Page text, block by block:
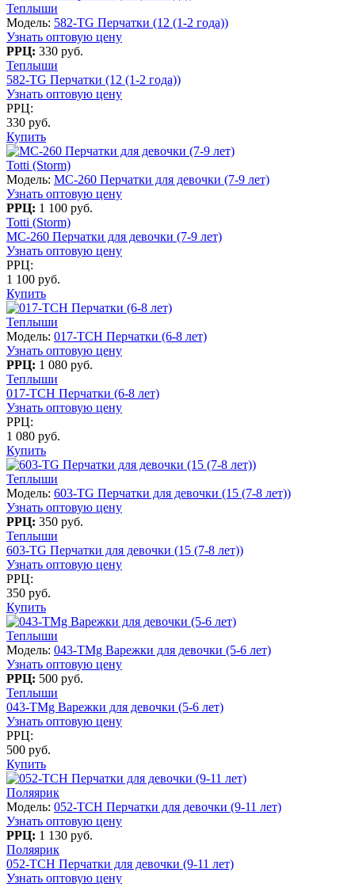
Теплыши
Модель: 582-TG Перчатки (12 (1-2 года))
Узнать оптовую цену
РРЦ: 330 руб.
Теплыши
582-TG Перчатки (12 (1-2 года))
Узнать оптовую цену
РРЦ:
330 руб.
Купить
Totti (Storm)
Модель: MC-260 Перчатки для девочки (7-9 лет)
Узнать оптовую цену
РРЦ: 1 100 руб.
Totti (Storm)
MC-260 Перчатки для девочки (7-9 лет)
Узнать оптовую цену
РРЦ:
1 100 руб.
Купить
Теплыши
Модель: 017-TCH Перчатки (6-8 лет)
Узнать оптовую цену
РРЦ: 1 080 руб.
Теплыши
017-TCH Перчатки (6-8 лет)
Узнать оптовую цену
РРЦ:
1 080 руб.
Купить
Теплыши
Модель: 603-TG Перчатки для девочки (15 (7-8 лет))
Узнать оптовую цену
РРЦ: 350 руб.
Теплыши
603-TG Перчатки для девочки (15 (7-8 лет))
Узнать оптовую цену
РРЦ:
350 руб.
Купить
Теплыши
Модель: 043-TMg Варежки для девочки (5-6 лет)
Узнать оптовую цену
РРЦ: 500 руб.
Теплыши
043-TMg Варежки для девочки (5-6 лет)
Узнать оптовую цену
РРЦ:
500 руб.
Купить
Поляярик
Модель: 052-TCH Перчатки для девочки (9-11 лет)
Узнать оптовую цену
РРЦ: 1 130 руб.
Поляярик
052-TCH Перчатки для девочки (9-11 лет)
Узнать оптовую цену